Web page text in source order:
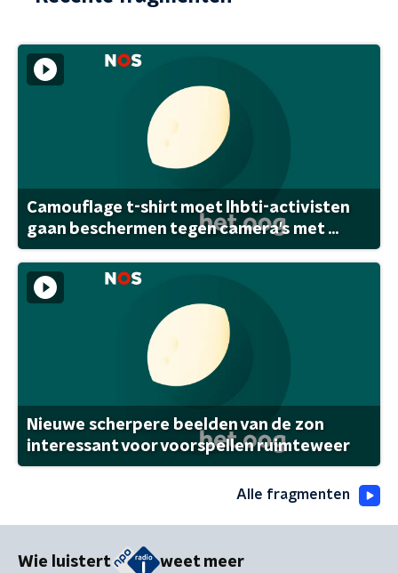
Camouflage t-shirt moet lhbti-activisten
gaan beschermen tegen camera's met ...
Nieuwe scherpere beelden van de zon
interessant voor voorspellen ruimteweer
Alle fragmenten
Wie luistert weet meer